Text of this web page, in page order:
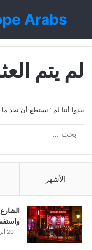
Arabs
بحث
لم يتم
يبدوا أننا لم ’ نستطع أن
الأشهر
20 أبريل، 2022